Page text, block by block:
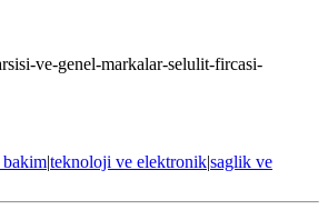
ve-genel-markalar-selulit-fircasi-
|teknoloji ve elektronik|saglik ve